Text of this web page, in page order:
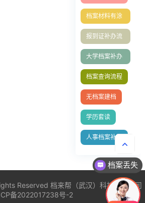
档案材料有涂
改
报到证补办流
程
大学档案补办
流程
档案查询流程
无档案建档
学历套读
人事档案补办
Reserved 档来帮（武汉）科技有限公司
备2022017238号-2
档案丢失
非统招建档